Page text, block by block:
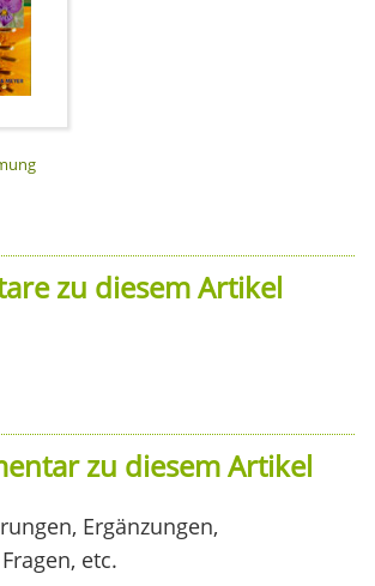
zu diesem Artikel
zu diesem Artikel
Ergänzungen,
etc.